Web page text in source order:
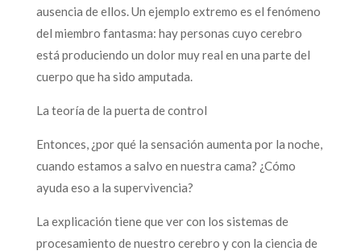
ausencia de ellos. Un ejemplo extremo es el fenómeno
del miembro fantasma: hay personas cuyo cerebro
está produciendo un dolor muy real en una parte del
cuerpo que ha sido amputada.
La teoría de la puerta de control
Entonces, ¿por qué la sensación aumenta por la noche,
cuando estamos a salvo en nuestra cama? ¿Cómo
ayuda eso a la supervivencia?
La explicación tiene que ver con los sistemas de
procesamiento de nuestro cerebro y con la ciencia de